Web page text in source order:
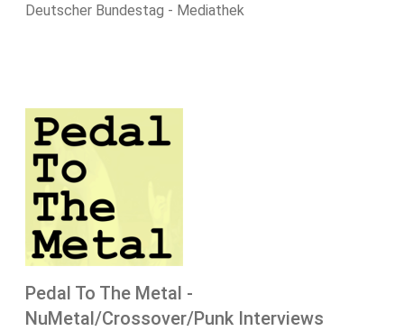
Deutscher Bundestag - Mediathek
Pedal To The Metal -
NuMetal/Crossover/Punk Interviews